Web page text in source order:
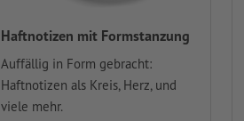
Haftnotizen mit Formstanzung
Auffällig in Form gebracht:
Haftnotizen als Kreis, Herz, und
viele mehr.